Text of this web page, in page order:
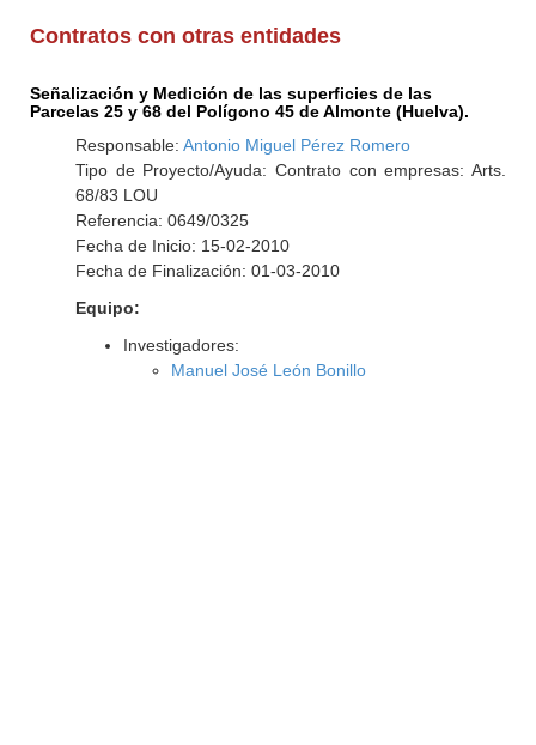
Contratos con otras entidades
Señalización y Medición de las superficies de las
Parcelas 25 y 68 del Polígono 45 de Almonte (Huelva).
Responsable: Antonio Miguel Pérez Romero
Tipo de Proyecto/Ayuda: Contrato con empresas: Arts.
68/83 LOU
Referencia: 0649/0325
Fecha de Inicio: 15-02-2010
Fecha de Finalización: 01-03-2010
Equipo:
Investigadores:
Manuel José León Bonillo